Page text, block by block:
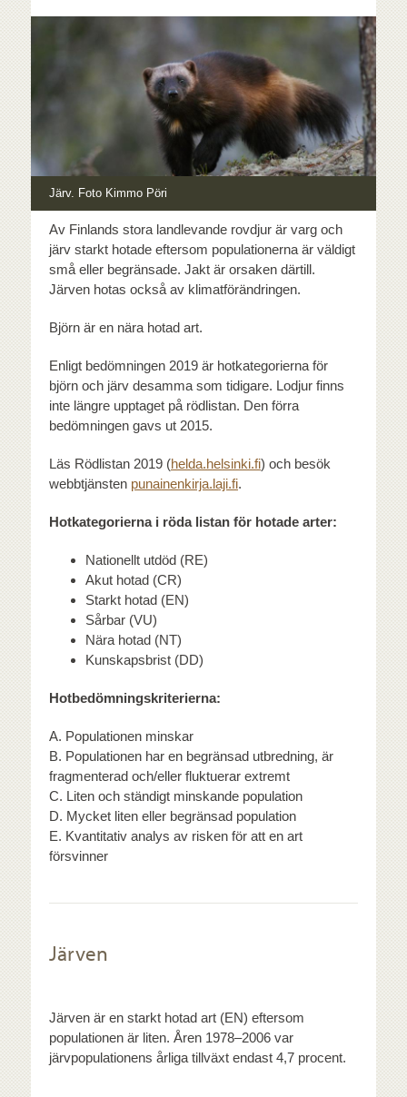
Järv. Foto Kimmo Pöri
Av Finlands stora landlevande rovdjur är varg och
järv starkt hotade eftersom populationerna är väldigt
små eller begränsade. Jakt är orsaken därtill.
Järven hotas också av klimatförändringen.
Björn är en nära hotad art.
Enligt bedömningen 2019 är hotkategorierna för
björn och järv desamma som tidigare. Lodjur finns
inte längre upptaget på rödlistan. Den förra
bedömningen gavs ut 2015.
Läs Rödlistan 2019 (helda.helsinki.fi) och besök
webbtjänsten punainenkirja.laji.fi.
Hotkategorierna i röda listan för hotade arter:
Nationellt utdöd (RE)
Akut hotad (CR)
Starkt hotad (EN)
Sårbar (VU)
Nära hotad (NT)
Kunskapsbrist (DD)
Hotbedömningskriterierna:
A. Populationen minskar
B. Populationen har en begränsad utbredning, är
fragmenterad och/eller fluktuerar extremt
C. Liten och ständigt minskande population
D. Mycket liten eller begränsad population
E. Kvantitativ analys av risken för att en art
försvinner
Järven
Järven är en starkt hotad art (EN) eftersom
populationen är liten. Åren 1978–2006 var
järvpopulationens årliga tillväxt endast 4,7 procent.